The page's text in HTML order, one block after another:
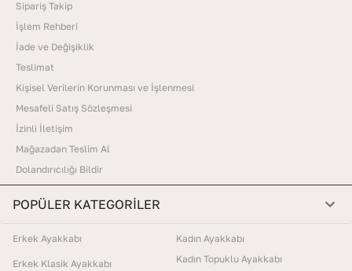
Sipariş Takip
İşlem Rehberi
İade ve Değişiklik
Teslimat
Kişisel Verilerin Korunması ve İşlenmesi
Mesafeli Satış Sözleşmesi
İzinli İletişim
Mağazadan Teslim Al
Dolandırıcılığı Bildir
POPÜLER KATEGORİLER
Erkek Ayakkabı
Erkek Klasik Ayakkabı
Kadın Ayakkabı
Kadın Topuklu Ayakkabı